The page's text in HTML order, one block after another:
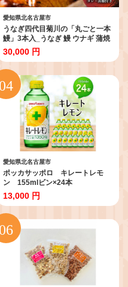
愛知県北名古屋市
うなぎ四代目菊川の「丸ごと一本
鰻」3本入_うなぎ 鰻 ウナギ 蒲焼
き 蒲焼 かば焼き タレ 山椒 真空包
装 真空 惣菜 おかず おつまみ 土用
丑の日 うな重 うな丼 ひつまぶし
贈答 ギフト プレゼント 冷凍 愛知
県 送料無料【1228662】
30,000 円
愛知県北名古屋市
ポッカサッポロ キレートレモ
ン 155mlビン×24本
【1176607】
13,000 円